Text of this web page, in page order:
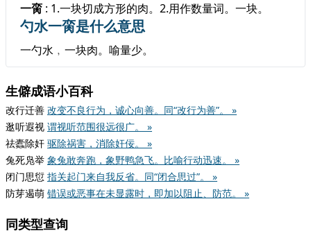
一脔 : 1.一块切成方形的肉。2.用作数量词。一块。
勺水一脔是什么意思
一勺水﹐一块肉。喻量少。
生僻成语小百科
改行迁善 改变不良行为，诚心向善。同“改行为善”。 »
逖听遐视 谓视听范围很远很广。 »
祛蠹除奸 驱除祸害，消除奸佞。 »
兔死凫举 象兔敢奔跑，象野鸭急飞。比喻行动迅速。 »
闭门思愆 指关起门来自我反省。同“闭合思过”。 »
防芽遏萌 错误或恶事在未显露时，即加以阻止、防范。 »
同类型查询